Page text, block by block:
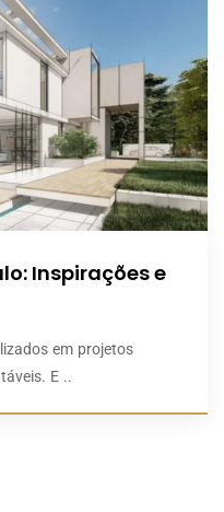
Inspirações e
em projetos
E ..